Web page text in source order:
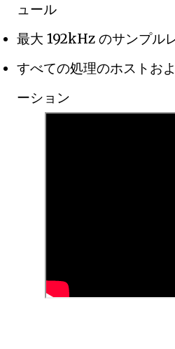
ュール
最大 192kHz のサンプル
すべての処理のホストお
ーション